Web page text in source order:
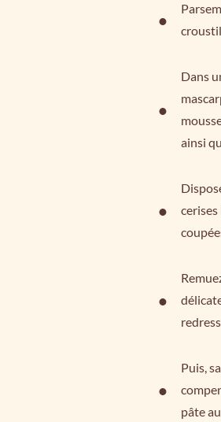
Dans
ainsi
Puis,
pâte